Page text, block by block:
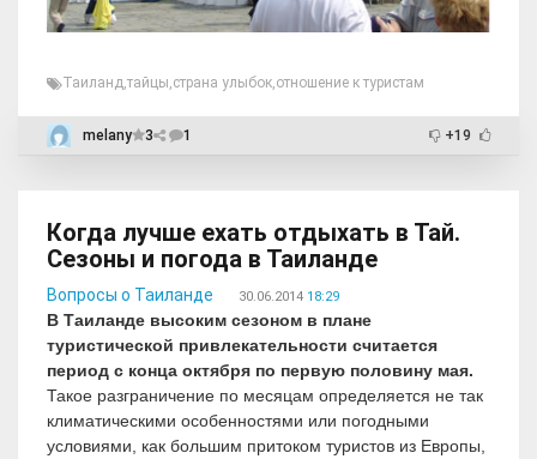
Таиланд тайцы страна улыбок отношение к туристам
melany 3 1 +19
Когда лучше ехать отдыхать в Тай.
Сезоны и погода в Таиланде
Вопросы о Таиланде 30.06.2014 18:29
В Таиланде высоким сезоном в плане
туристической привлекательности считается
период с конца октября по первую половину мая.
Такое разграничение по месяцам определяется не так
климатическими особенностями или погодными
условиями, как большим притоком туристов из Европы,